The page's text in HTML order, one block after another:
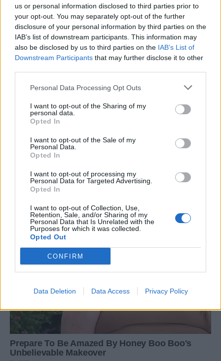
us or personal information disclosed to third parties prior to
your opt-out. You may separately opt-out of the further
disclosure of your personal information by third parties on the
IAB’s list of downstream participants. This information may
also be disclosed by us to third parties on the IAB’s List of
Downstream Participants that may further disclose it to other
Personal Data Processing Opt Outs
I want to opt-out of the Sharing of my
personal data.
Opted In
I want to opt-out of the Sale of my
Personal Data.
Opted In
I want to opt-out of processing my
Personal Data for Targeted Advertising.
Opted In
I want to opt-out of Collection, Use,
Retention, Sale, and/or Sharing of my
Personal Data that Is Unrelated with the
Purposes for which it was collected.
Opted Out
CONFIRM
Data Deletion Data Access Privacy Policy